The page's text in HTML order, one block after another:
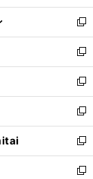
開
く
ウ
で
開
く
ン
ド
ウ
で
開
く
ウ
ィ
ン
ド
ウ
で
開
く
新
し
い
ウ
ィ
ン
ド
ウ
で
開
く
新
し
い
ウ
ィ
ン
ド
ウ
で
新
し
い
ウ
ィ
ン
ド
新
し
い
ウ
ィ
新
し
い
新